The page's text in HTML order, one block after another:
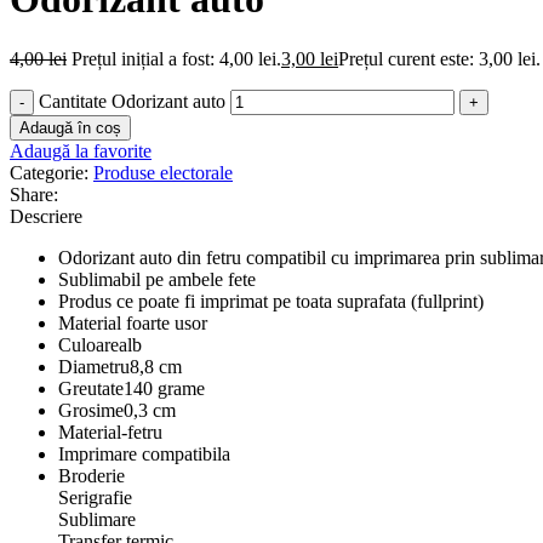
4,00lei Prețul inițial a fost: 4,00 lei.3,00 leiPrețul curent este: 3,00 lei.
Cantitate Odorizant auto
Adaugă în coș
Adaugă la favorite
Categorie: Produse electorale
Share:
Descriere
Odorizant auto din fetru compatibil cu imprimarea prin
Sublimabil pe ambele fete
Produs ce poate fi imprimat pe toata suprafata (fullprint)
Material foarte usor
Culoarealb
Diametru8,8 cm
Greutate140 grame
Grosime0,3 cm
Material-fetru
Imprimare compatibila
Broderie
Serigrafie
Sublimare